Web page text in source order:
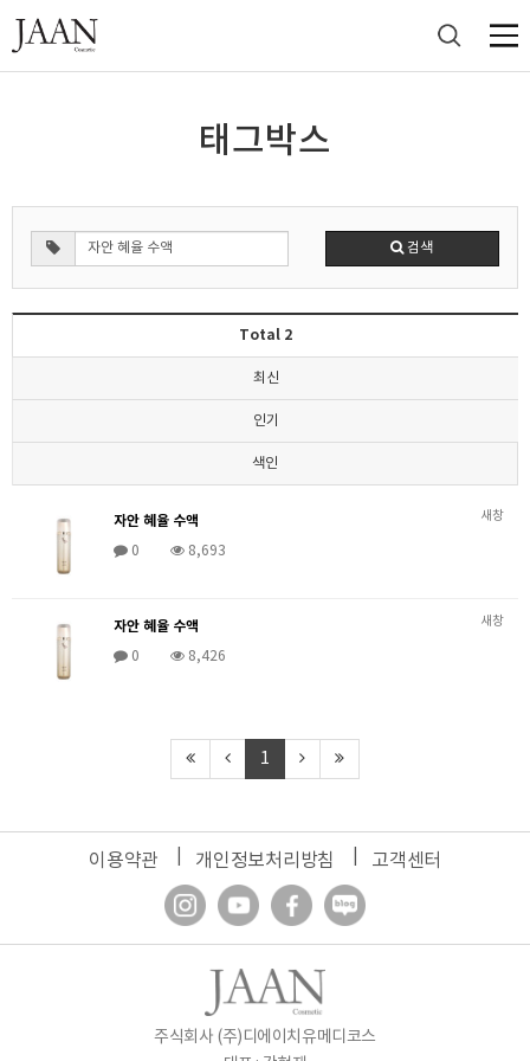
태그박스
검색
Total 2
최신
인기
색인
새창
자안 혜율 수액
0 8,693
새창
자안 혜율 수액
0 8,426
1
이용약관 개인정보처리방침 고객센터
주식회사 (주)디에이치유메디코스